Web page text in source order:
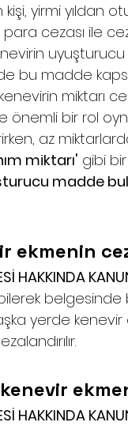
yirmi yıldan
cezası ile
bu madde
miktarı
bir rol
az
miktarı' gibi
madde
ekmenin
HAKKINDA
yerde
HAKKINDA